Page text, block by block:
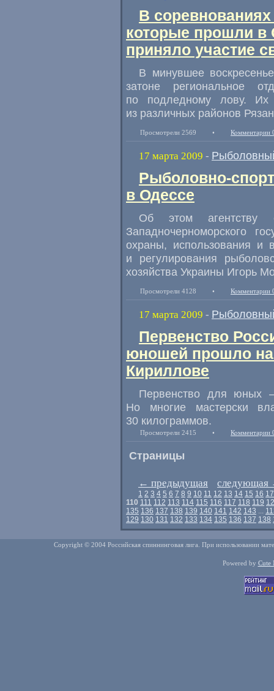
В
которые прошли в
приняло участие
В минувшее
затоне региональное
по подледному лову. Их
из различных районов
Просмотрели 2569 • Комментарии
17 марта 2009 -
Рыболовнo-
в Одессе
Об этом агентству
Западночерноморского
охраны, использования и
и регулирования
хозяйства Украины Игорь
Просмотрели 4128 • Комментарии
17 марта 2009 -
Первенство
юношей прошло на
Кириллове
Первенство для юных
Но многие мастерски
30 килограммов.
Просмотрели 2415 • Комментарии
Страницы
← предыдущая следующая
1 2 3 4 5 6 7 8 9 10 11 12 13 14 15 16 17
110 111 112 113 114 115 116 117 118 119
135 136 137 138 139 140 141 142 143 ...
129 130 131 132 133 134 135 136 137 138
Copyright © 2004 Российская спиннинговая лига. При использовании
Powered by Cute